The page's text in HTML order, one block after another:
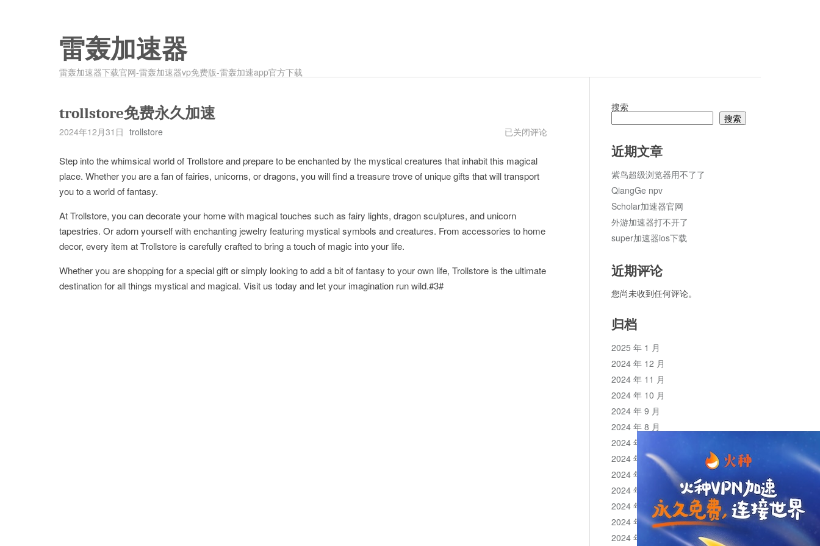
雷轰加速器
雷轰加速器下载官网-雷轰加速器vp免费版-雷轰加速app官方下载
trollstore免费永久加速
2024年12月31日 trollstore
trollstore
永
加
已关闭评论
Step into the whimsical world of Trollstore and prepare to be enchanted by the mystical creatures that inhabit this magical
place. Whether you are a fan of fairies, unicorns, or dragons, you will find a treasure trove of unique gifts that will transport
you to a world of fantasy.
At Trollstore, you can decorate your home with magical touches such as fairy lights, dragon sculptures, and unicorn
tapestries. Or adorn yourself with enchanting jewelry featuring mystical symbols and creatures. From accessories to home
decor, every item at Trollstore is carefully crafted to bring a touch of magic into your life.
Whether you are shopping for a special gift or simply looking to add a bit of fantasy to your own life, Trollstore is the ultimate
destination for all things mystical and magical. Visit us today and let your imagination run wild.#3#
搜索
搜索
近期文章
紫鸟超级浏览器用不了了
QiangGe npv
Scholar加速器官网
外游加速器打不开了
super加速器ios下载
近期评论
您尚未收到任何评论。
归档
2025 年 1 月
2024 年 12 月
2024 年 11 月
2024 年 10 月
2024 年 9 月
2024 年 8 月
2024 年 7 月
2024 年 6 月
2024 年 5 月
2024 年 4 月
2024 年 3 月
2024 年 2 月
2024 年 1 月